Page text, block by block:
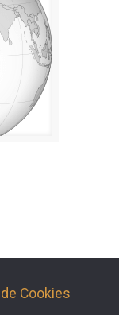
Cookies